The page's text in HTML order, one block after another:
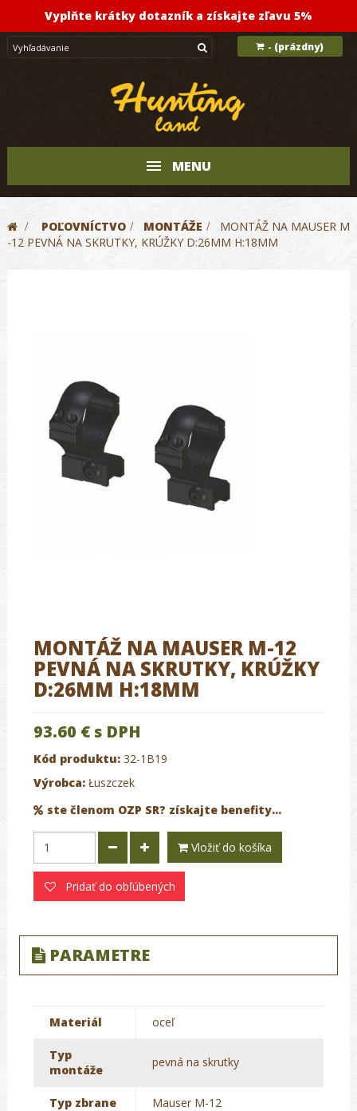
Vyplňte krátky dotazník a získajte zľavu 5%
- (prázdny)
MENU
> POĽOVNÍCTVO > MONTÁŽE >
MONTÁŽ NA MAUSER M
-12 PEVNÁ NA SKRUTKY, KRÚŽKY D:26MM H:18MM
MONTÁŽ NA MAUSER M-12
PEVNÁ NA SKRUTKY, KRÚŽKY
D:26MM H:18MM
93.60 € s DPH
Kód produktu: 32-1B19
Výrobca: Łuszczek
ste členom OZP SR? získajte benefity...
Vložiť do košíka
Pridať do obľúbených
PARAMETRE
Materiál oceľ
Typ
montáže
pevná na skrutky
Typ zbrane Mauser M-12